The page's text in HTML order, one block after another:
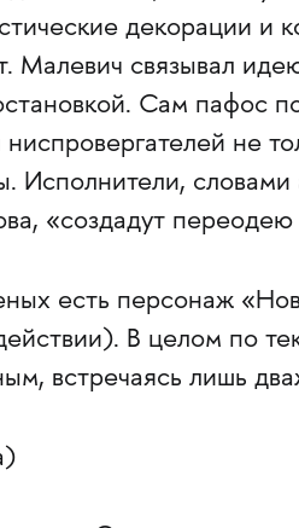
декорации и
Малевич связывал
Сам пафос
не
Исполнители, словами
«создадут
есть персонаж
В целом по
встречаясь лишь